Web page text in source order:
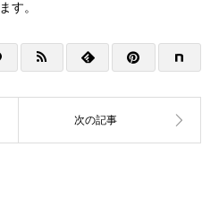
す。